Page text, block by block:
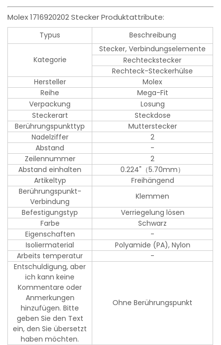
Molex 1716920202 Stecker Produktattribute:
Typus Beschreibung
Kategorie
Stecker, Verbindungselemente
Rechteckstecker
Rechteck-Steckerhülse
Hersteller
Molex
Reihe
Mega-Fit
Verpackung
Losung
Steckerart
Steckdose
Berührungspunkttyp
Mutterstecker
Nadelziffer
2
Abstand
-
Zeilennummer
2
Abstand einhalten
0.224"（5.70mm）
Artikeltyp
Freihängend
Berührungspunkt-
Verbindung
Klemmen
Befestigungstyp
Verriegelung lösen
Farbe
Schwarz
Eigenschaften
-
Isoliermaterial
Polyamide (PA), Nylon
Arbeits temperatur
-
Entschuldigung, aber
ich kann keine
Kommentare oder
Anmerkungen
hinzufügen. Bitte
geben Sie den Text
ein, den Sie übersetzt
haben möchten.
Ohne Berührungspunkt